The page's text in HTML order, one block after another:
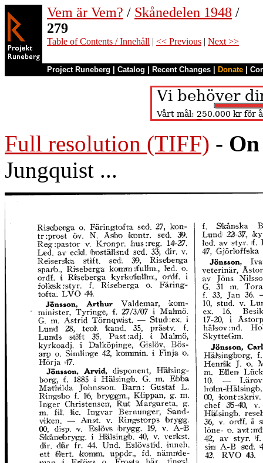
Vem är Vem? / Skånedelen 1948 /
279
Table of Contents / Innehåll | << Previous | Next >>
Project Runeberg Catalog Recent Changes Donate
Full resolution (TIFF) -
Jungquist ...